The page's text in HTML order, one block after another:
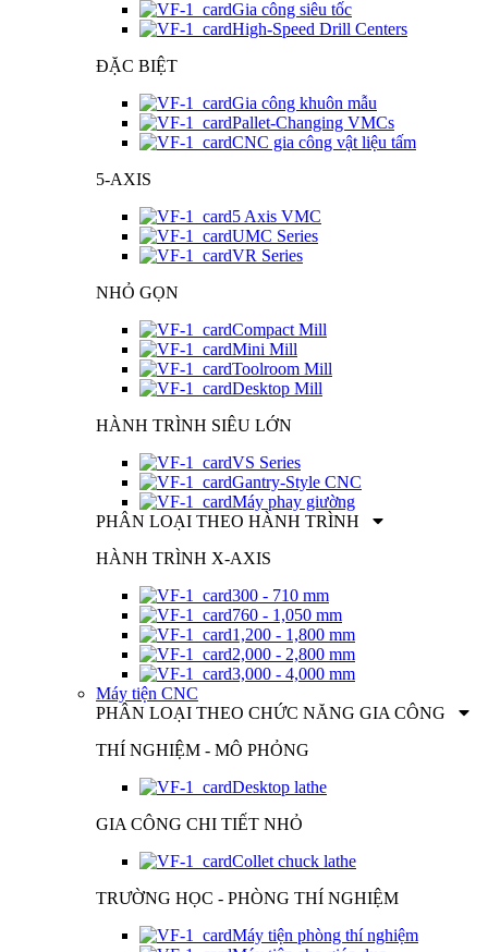
Gia công siêu tốc
High-Speed Drill Centers
ĐẶC BIỆT
Gia công khuôn mẫu
Pallet-Changing VMCs
CNC gia công vật liệu tấm
5-AXIS
5 Axis VMC
UMC Series
VR Series
NHỎ GỌN
Compact Mill
Mini Mill
Toolroom Mill
Desktop Mill
HÀNH TRÌNH SIÊU LỚN
VS Series
Gantry-Style CNC
Máy phay giường
PHÂN LOẠI THEO HÀNH TRÌNH
HÀNH TRÌNH X-AXIS
300 - 710 mm
760 - 1,050 mm
1,200 - 1,800 mm
2,000 - 2,800 mm
3,000 - 4,000 mm
Máy tiện CNC
PHÂN LOẠI THEO CHỨC NĂNG GIA CÔNG
THÍ NGHIỆM - MÔ PHỎNG
Desktop lathe
GIA CÔNG CHI TIẾT NHỎ
Collet chuck lathe
TRƯỜNG HỌC - PHÒNG THÍ NGHIỆM
Máy tiện phòng thí nghiệm